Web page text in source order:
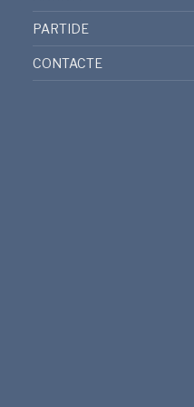
PARTIDE
CONTACTE